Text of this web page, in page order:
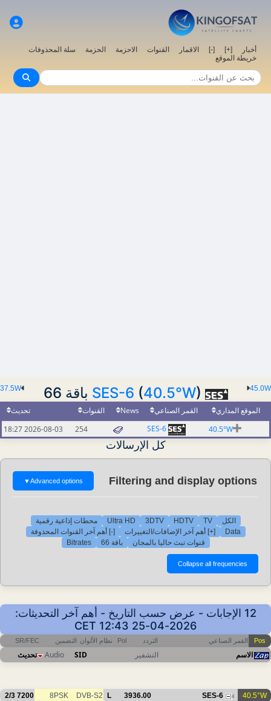
أخبار [+]
[-] الاقمار القنوات الاحزمة الحزمة
سلة المحذوفات
خريطة الموقع
45.0W
37.5W SES-6 (40.5°W) باقة 66
الموقع المداري القمر الصناعي News القنوات
تحديث
40.5°W
SES-6
254
2026-08-03 18:27
كل الإرسالات
Filtering and display options
Advanced options
▼
الكل TV
HDTV
3DTV
Ultra HD
محطات إذاعية رقمية
Data
[+] أهم آخر الإضافات/التغييرات
[-] أهم آخر القنوات المحذوفة
قنوات تبث حاليا بالمجان
باقة 66 Bitrates
12 الإجابات - عرض حسب التاريخ - أهم آخر التحديثات:
2026-04-25 12:43 CET
Pos القمر الصناعي التردد Pol نظام الألوان التضمين SR/FEC
الاسم التشفير SID
Audio تحديث
40.5°W
SES-6 4
3936.00
L
DVB-S2
8PSK
7200
2/3